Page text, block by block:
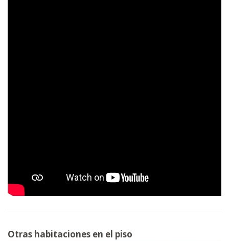
Otras habitaciones en el piso